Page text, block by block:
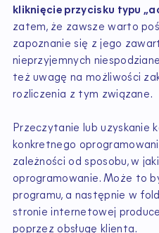
kliknięcie przycisku typu
zatem, że zawsze warto
zapoznanie się z jego
nieprzyjemnych
też uwagę na możliwości
rozliczenia z tym związane.
Przeczytanie lub uzyskanie
konkretnego
zależności od sposobu, w
oprogramowanie. Może to
programu, a następnie w
stronie internetowej
poprzez obsługę klienta.